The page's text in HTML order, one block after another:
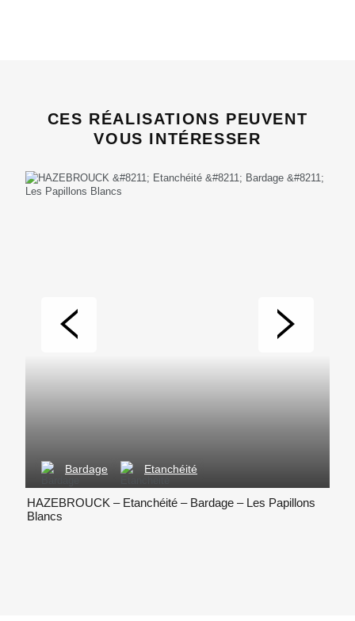
CES RÉALISATIONS PEUVENT
VOUS INTÉRESSER
Bardage Etanchéité
HAZEBROUCK – Etanchéité – Bardage – Les Papillons
Blancs